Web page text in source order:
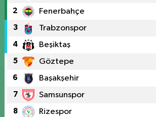
2 Fenerbahçe
3 Trabzonspor
4 Beşiktaş
5 Göztepe
6 Başakşehir
7 Samsunspor
8 Rizespor